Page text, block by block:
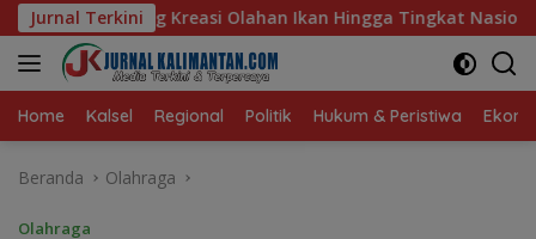
Langsung
ke
konten
Jurnal Terkini
Ikan Hingga Tingkat Nasional Pada Lomba Masak Serba Ikan
Home Kalsel Regional Politik Hukum & Peristiwa
Beranda Olahraga
Olahraga